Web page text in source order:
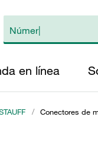
en línea
/ Conectores de